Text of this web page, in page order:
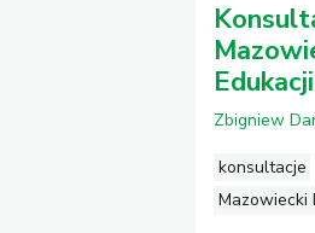
Zbigniew
konsultacje
Mazowiecki